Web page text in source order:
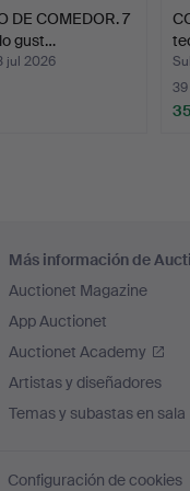
DE COMEDOR. 7
gust…
jul 2026
Más información de
Auctionet Magazine
App Auctionet
Auctionet Academy
Artistas y diseñadores
Temas y subastas en sala
Configuración de cookies